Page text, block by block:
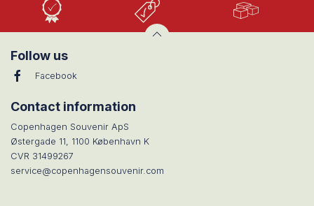
Kvalitet
Follow us
Facebook
Contact information
Copenhagen Souvenir ApS
Østergade 11, 1100 København K
CVR 31499267
service@copenhagensouvenir.com